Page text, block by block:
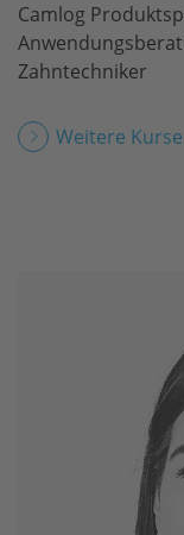
Camlog
Zahntechniker
Weitere